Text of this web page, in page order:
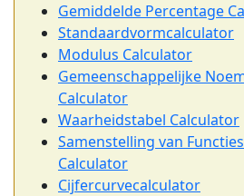
Gemiddelde Percentage
Standaardvormcalculator
Modulus Calculator
Gemeenschappelijke
Calculator
Waarheidstabel Calculator
Samenstelling van Functies
Calculator
Cijfercurvecalculator